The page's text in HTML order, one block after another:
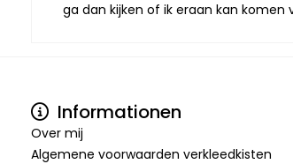
ga dan kijken of ik eraan kan
Informationen
Over mij
Algemene voorwaarden verkleedkisten